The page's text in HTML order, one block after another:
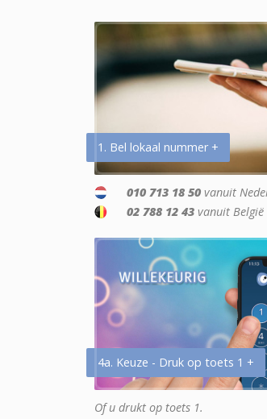
1. Bel lokaal nummer +
010 713 18 50 vanuit
02 788 12 43 vanuit België
4a. Keuze - Druk op toets 1 +
Of u drukt op toets 1.